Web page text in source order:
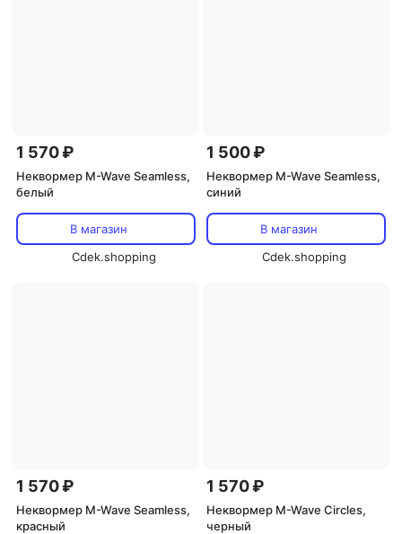
1 570 ₽
Неквормер M-Wave Seamless,
белый
В магазин
Cdek.shopping
1 500 ₽
Неквормер M-Wave Seamless,
синий
В магазин
Cdek.shopping
1 570 ₽
Неквормер M-Wave Seamless,
красный
1 570 ₽
Неквормер M-Wave Circles,
черный